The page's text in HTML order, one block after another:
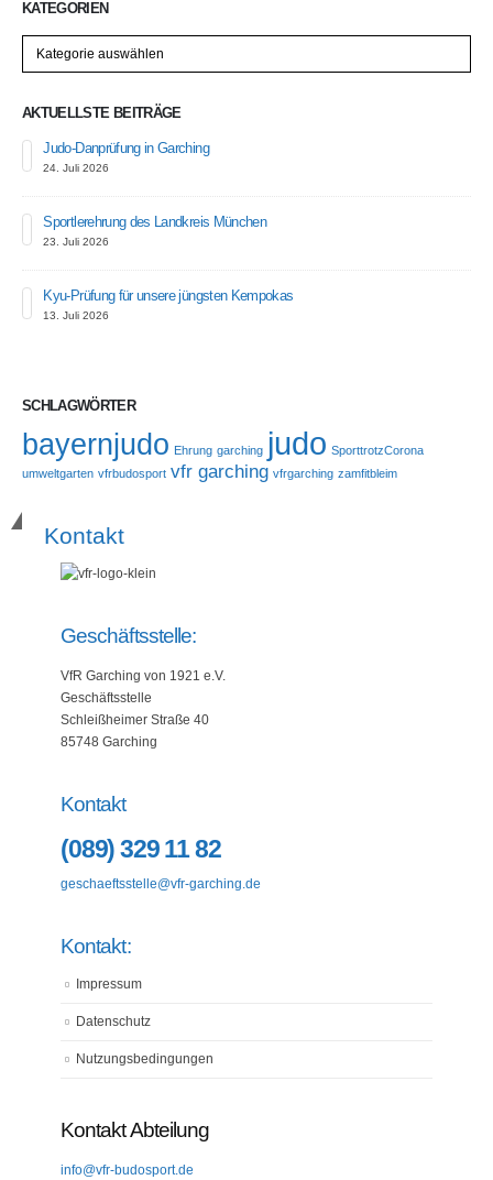
KATEGORIEN
Kategorien
AKTUELLSTE BEITRÄGE
Judo-Danprüfung in Garching
24. Juli 2026
Sportlerehrung des Landkreis München
23. Juli 2026
Kyu-Prüfung für unsere jüngsten Kempokas
13. Juli 2026
SCHLAGWÖRTER
bayernjudo Ehrung garching judo SporttrotzCorona
umweltgarten vfrbudosport vfr garching vfrgarching zamfitbleim
Kontakt
Geschäftsstelle:
VfR Garching von 1921 e.V.
Geschäftsstelle
Schleißheimer Straße 40
85748 Garching
Kontakt
(089) 329 11 82
geschaeftsstelle@vfr-garching.de
Kontakt:
Impressum
Datenschutz
Nutzungsbedingungen
Kontakt Abteilung
info@vfr-budosport.de